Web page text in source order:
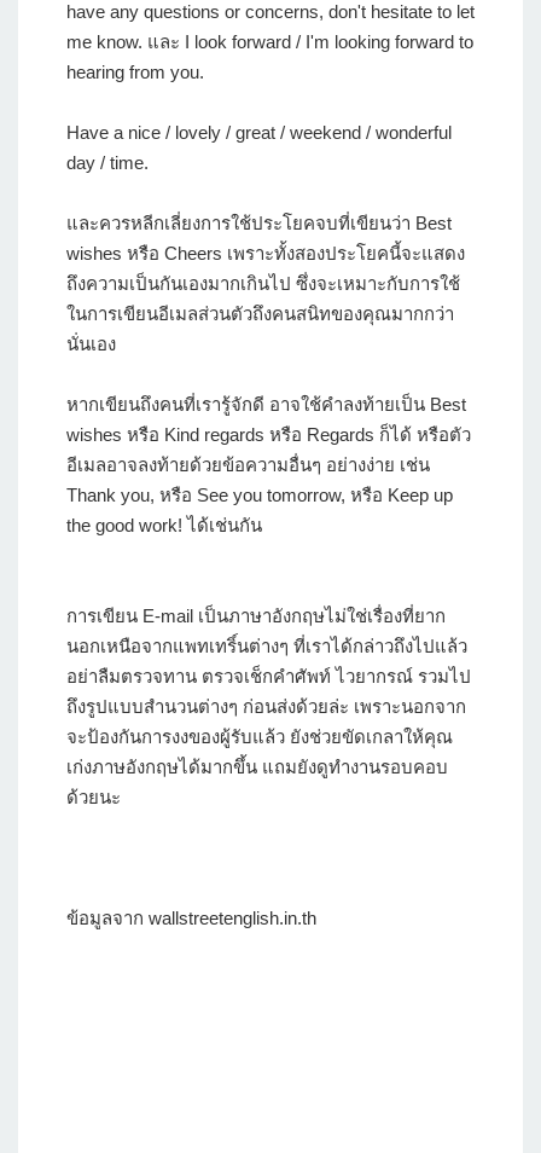
have any questions or concerns, don't hesitate to let
me know. และ I look forward / I'm looking forward to
hearing from you.
Have a nice / lovely / great / weekend / wonderful
day / time.
และควรหลีกเลี่ยงการใช้ประโยคจบที่เขียนว่า Best
wishes หรือ Cheers เพราะทั้งสองประโยคนี้จะแสดง
ถึงความเป็นกันเองมากเกินไป ซึ่งจะเหมาะกับการใช้
ในการเขียนอีเมลส่วนตัวถึงคนสนิทของคุณมากกว่า
นั่นเอง
หากเขียนถึงคนที่เรารู้จักดี อาจใช้คำลงท้ายเป็น Best
wishes หรือ Kind regards หรือ Regards ก็ได้ หรือตัว
อีเมลอาจลงท้ายด้วยข้อความอื่นๆ อย่างง่าย เช่น
Thank you, หรือ See you tomorrow, หรือ Keep up
the good work! ได้เช่นกัน
การเขียน E-mail เป็นภาษาอังกฤษไม่ใช่เรื่องที่ยาก
นอกเหนือจากแพทเทริ์นต่างๆ ที่เราได้กล่าวถึงไปแล้ว
อย่าลืมตรวจทาน ตรวจเช็กคำศัพท์ ไวยากรณ์ รวมไป
ถึงรูปแบบสำนวนต่างๆ ก่อนส่งด้วยล่ะ เพราะนอกจาก
จะป้องกันการงงของผู้รับแล้ว ยังช่วยขัดเกลาให้คุณ
เก่งภาษอังกฤษได้มากขึ้น แถมยังดูทำงานรอบคอบ
ด้วยนะ
ข้อมูลจาก wallstreetenglish.in.th